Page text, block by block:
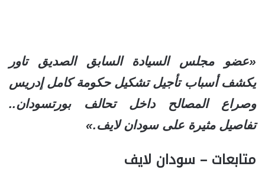
«عضو مجلس السيادة السابق الصديق تاور
يكشف أسباب تأجيل تشكيل حكومة كامل إدريس
وصراع المصالح داخل تحالف بورتسودان..
تفاصيل مثيرة على سودان لايف.»
متابعات – سودان لايف